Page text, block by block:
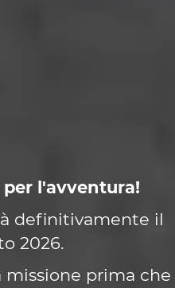
l'avventura!
definitivamente il
2026.
prima che